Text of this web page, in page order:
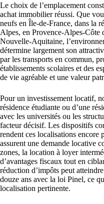
Le choix de l’emplacement
achat immobilier réussi. Que
neufs en Île-de-France, dans la
Alpes, en Provence-Alpes-Côte
Nouvelle-Aquitaine,
détermine largement son
par les transports en commun,
établissements scolaires et des
de vie agréable et une valeur
Pour un investissement locatif,
résidence étudiante ou d’une
avec les universités ou les
facteur décisif. Les dispositifs
rendent ces localisations encore
assurent une demande locative
zones, la location à loyer
d’avantages fiscaux tout en
réduction d’impôts peut
douze ans avec la loi Pinel, ce
localisation pertinente.